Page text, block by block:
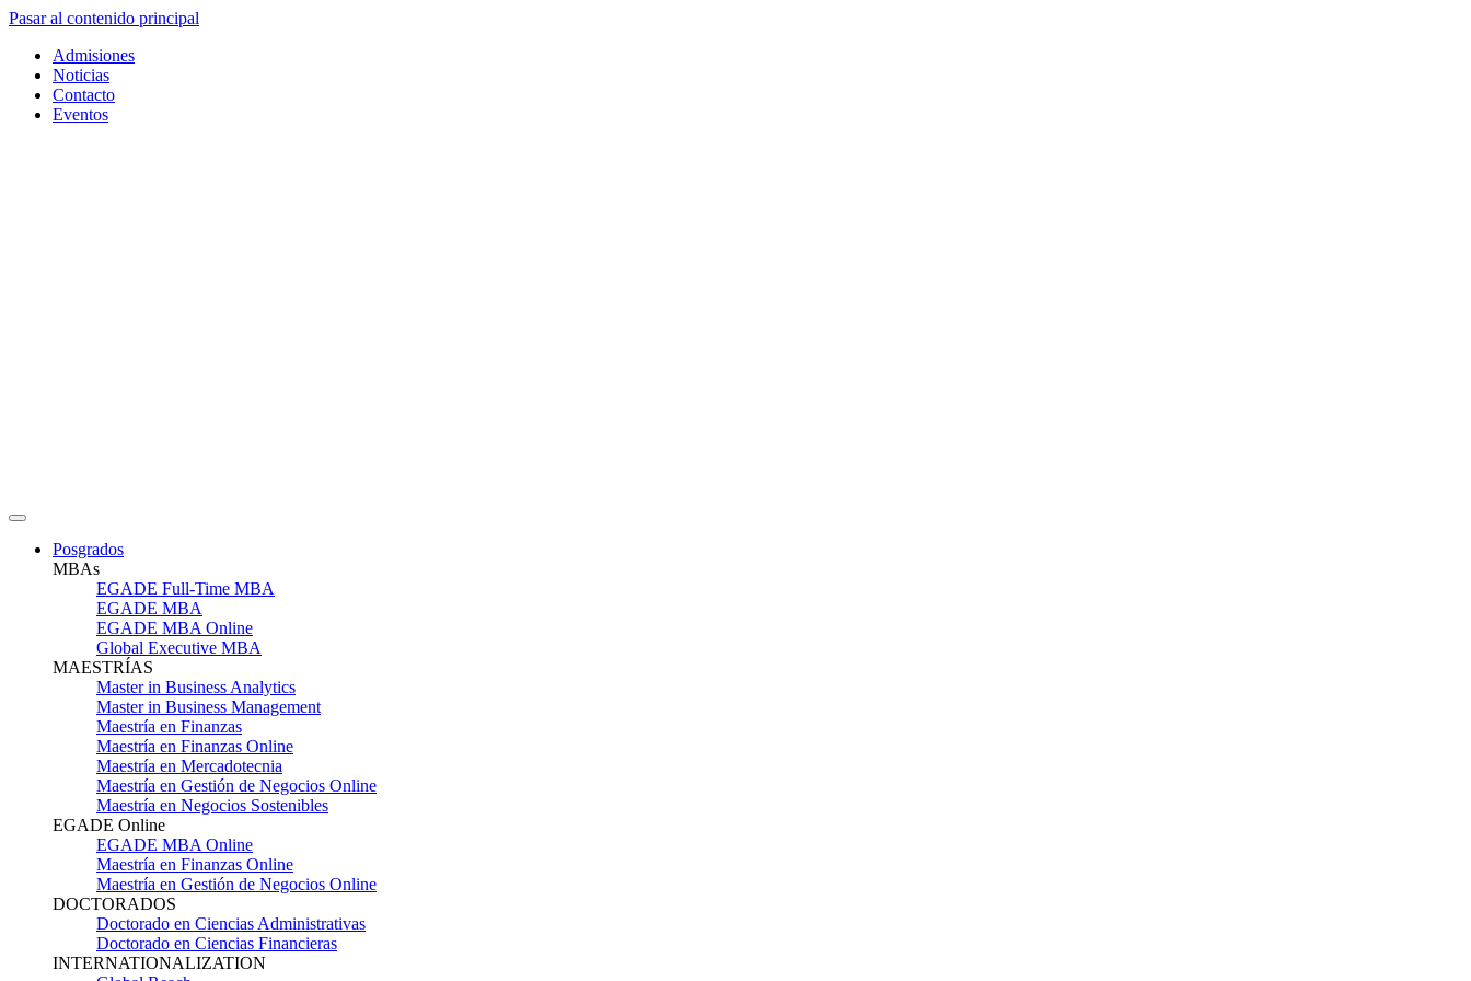
Pasar al contenido principal
Admisiones
Noticias
Contacto
Eventos
Posgrados
MBAs
EGADE Full-Time MBA
EGADE MBA
EGADE MBA Online
Global Executive MBA
MAESTRÍAS
Master in Business Analytics
Master in Business Management
Maestría en Finanzas
Maestría en Finanzas Online
Maestría en Mercadotecnia
Maestría en Gestión de Negocios Online
Maestría en Negocios Sostenibles
EGADE Online
EGADE MBA Online
Maestría en Finanzas Online
Maestría en Gestión de Negocios Online
DOCTORADOS
Doctorado en Ciencias Administrativas
Doctorado en Ciencias Financieras
INTERNATIONALIZATION